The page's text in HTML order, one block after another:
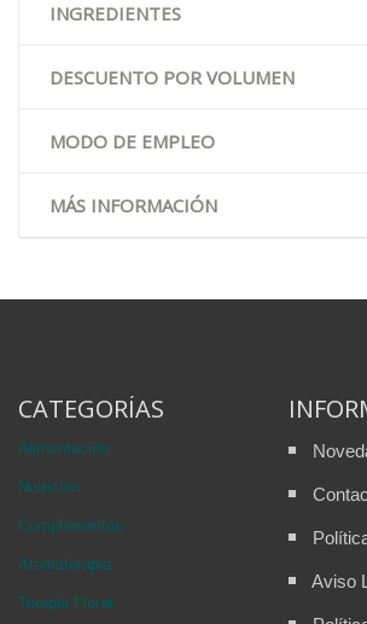
INGREDIENTES
DESCUENTO POR VOLUMEN
MODO DE EMPLEO
MÁS INFORMACIÓN
CATEGORÍAS
Alimentación
Nutricion
Complementos
Aromaterapia
Terapia Floral
Aviso